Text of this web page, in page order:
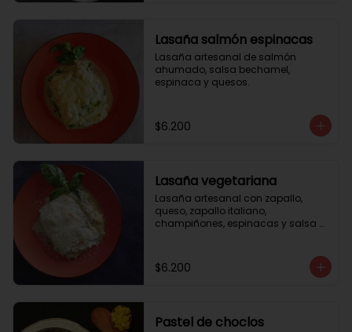
Lasaña salmón espinacas
Lasaña artesanal de salmón
ahumado, salsa bechamel,
espinaca y quesos.
$6.200
Lasaña vegetariana
Lasaña artesanal con zapallo,
queso, zapallo italiano,
champiñones, espinacas y salsa
$6.200
Pastel de choclos